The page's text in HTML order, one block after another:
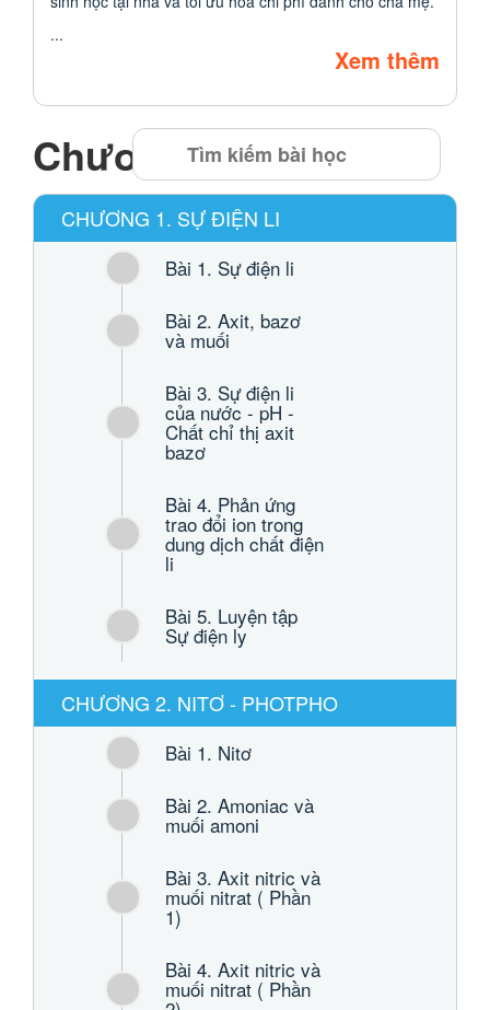
...
Xem thêm
Chương trình học
CHƯƠNG 1. SỰ ĐIỆN LI
Bài 1. Sự điện li
Bài 2. Axit, bazơ
và muối
Bài 3. Sự điện li
của nước - pH -
Chất chỉ thị axit
bazơ
Bài 4. Phản ứng
trao đổi ion trong
dung dịch chất điện
li
Bài 5. Luyện tập
Sự điện ly
CHƯƠNG 2. NITƠ - PHOTPHO
Bài 1. Nitơ
Bài 2. Amoniac và
muối amoni
Bài 3. Axit nitric và
muối nitrat ( Phần
1)
Bài 4. Axit nitric và
muối nitrat ( Phần